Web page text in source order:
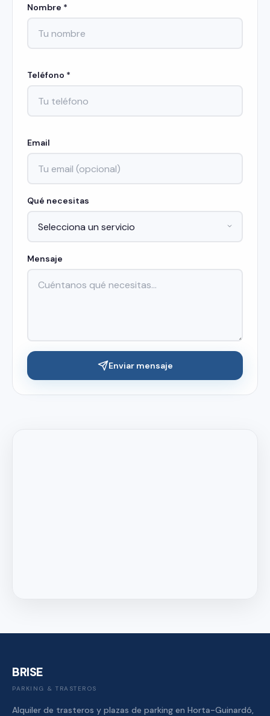
Nombre *
Teléfono *
Email
Qué necesitas
Mensaje
Enviar mensaje
BRISE
PARKING & TRASTEROS
Alquiler de trasteros y plazas de parking en Horta-Guinardó,